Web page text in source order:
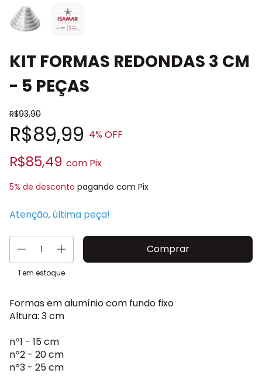
KIT FORMAS REDONDAS 3 CM
- 5 PEÇAS
R$93,90
R$89,99 4% OFF
R$85,49 com Pix
5% de desconto pagando com Pix
Atenção, última peça!
1 em estoque
Formas em alumínio com fundo fixo
Altura: 3 cm
nº1 - 15 cm
nº2 - 20 cm
nº3 - 25 cm